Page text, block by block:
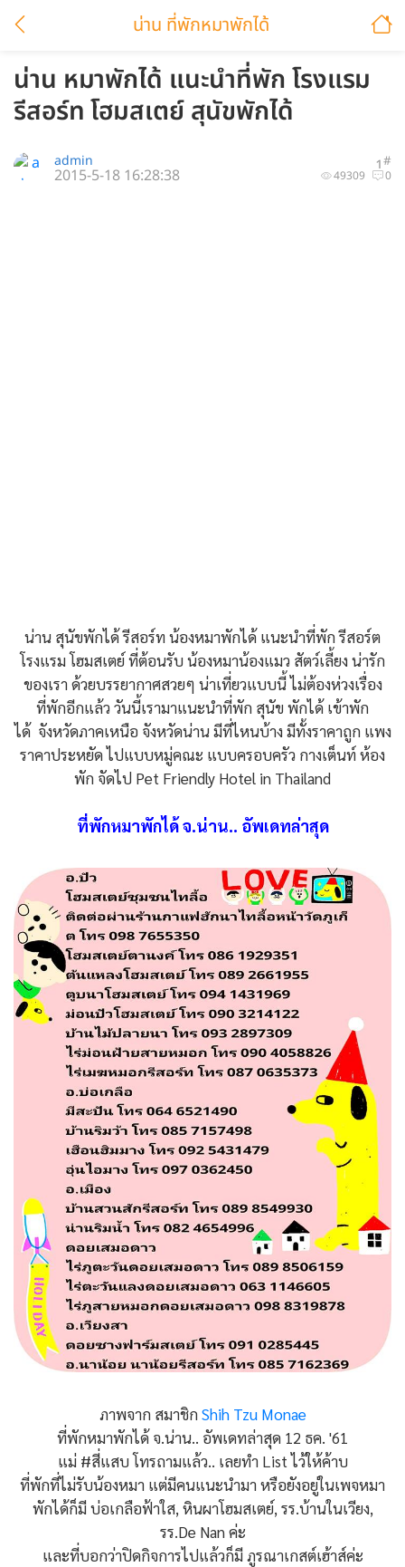
น่าน ที่พักหมาพักได้
น่าน หมาพักได้ แนะนำที่พัก โรงแรม
รีสอร์ท โฮมสเตย์ สุนัขพักได้
1#
admin
49309 0
2015-5-18 16:28:38
น่าน สุนัขพักได้ รีสอร์ท น้องหมาพักได้ แนะนำที่พัก รีสอร์ต
โรงแรม โฮมสเตย์ ที่ต้อนรับ น้องหมาน้องแมว สัตว์เลี้ยง น่ารัก
ของเรา ด้วยบรรยากาศสวยๆ น่าเที่ยวแบบนี้ ไม่ต้องห่วงเรื่อง
ที่พักอีกแล้ว วันนี้เรามาแนะนำที่พัก สุนัข พักได้ เข้าพัก
ได้ จังหวัดภาคเหนือ จังหวัดน่าน มีที่ไหนบ้าง มีทั้งราคาถูก แพง
ราคาประหยัด ไปแบบหมู่คณะ แบบครอบครัว กางเต็นท์ ห้อง
พัก จัดไป Pet Friendly Hotel in Thailand
ที่พักหมาพักได้ จ.น่าน.. อัพเดทล่าสุด
ภาพจาก สมาชิก Shih Tzu Monae
ที่พักหมาพักได้ จ.น่าน.. อัพเดทล่าสุด 12 ธค. '61
แม่ #สี่แสบ โทรถามแล้ว.. เลยทำ List ไว้ให้ค้าบ
ที่พักที่ไม่รับน้องหมา แต่มีคนแนะนำมา หรือยังอยู่ในเพจหมา
พักได้ก็มี บ่อเกลือฟ้าใส, หินผาโฮมสเตย์, รร.บ้านในเวียง,
รร.De Nan ค่ะ
และที่บอกว่าปิดกิจการไปแล้วก็มี ภูรณาเกสต์เฮ้าส์ค่ะ